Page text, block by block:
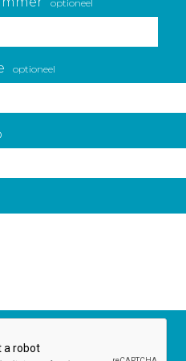
optioneel
optioneel